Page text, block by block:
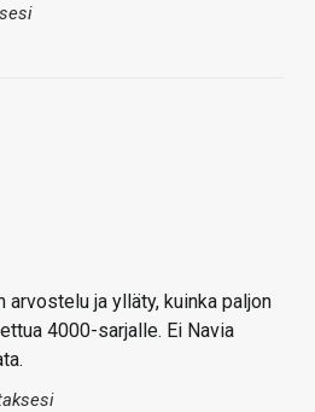
arvostelu ja ylläty, kuinka paljon
4000-sarjalle. Ei Navia